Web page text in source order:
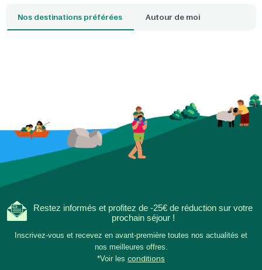
votre salon ou votre
naissent les plus
de soirées simples
ensemble, hors
Nos destinations préférées Autour de moi
Restez informés et profitez de -25€ de réduction sur votre
prochain séjour !
Inscrivez-vous et recevez en avant-première toutes nos actualités et
nos meilleures offres.
*Voir les conditions